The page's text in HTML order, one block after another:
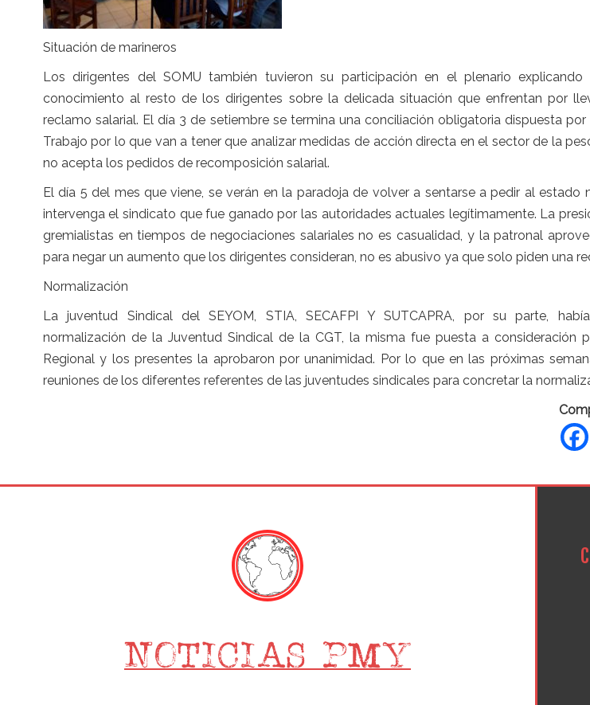
Situación de marineros
Los dirigentes del SOMU también tuvieron su participación en el plenario
conocimiento al resto de los dirigentes sobre la delicada situación que enfrentan por
reclamo salarial. El día 3 de setiembre se termina una conciliación obligatoria dispuesta
Trabajo por lo que van a tener que analizar medidas de acción directa en el sector de la
no acepta los pedidos de recomposición salarial.
El día 5 del mes que viene, se verán en la paradoja de volver a sentarse a pedir al estado
intervenga el sindicato que fue ganado por las autoridades actuales legítimamente. La
gremialistas en tiempos de negociaciones salariales no es casualidad, y la patronal
para negar un aumento que los dirigentes consideran, no es abusivo ya que solo piden una
Normalización
La juventud Sindical del SEYOM, STIA, SECAFPI Y SUTCAPRA, por su parte,
normalización de la Juventud Sindical de la CGT, la misma fue puesta a consideración
Regional y los presentes la aprobaron por unanimidad. Por lo que en las próximas
reuniones de los diferentes referentes de las juventudes sindicales para concretar la